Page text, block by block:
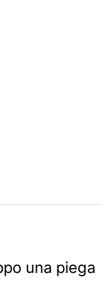
una piega